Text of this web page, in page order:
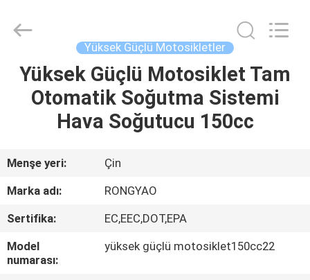
EV
ÜRÜN:%
HAKKIMIZDA
FABRIKA
TURU
Vehicle
Co.,Ltd.
Yüksek Güçlü Motosikletler
Yüksek Güçlü Motosiklet Tam
Otomatik Soğutma Sistemi
Hava Soğutucu 150cc
Menşe yeri:
Çin
Marka adı:
RONGYAO
Sertifika:
EC,EEC,DOT,EPA
Model
numarası:
yüksek güçlü motosiklet150cc22